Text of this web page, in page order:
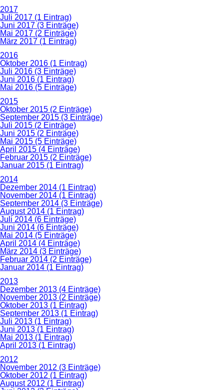
2017
Juli 2017 (1 Eintrag)
Juni 2017 (3 Einträge)
Mai 2017 (2 Einträge)
März 2017 (1 Eintrag)
2016
Oktober 2016 (1 Eintrag)
Juli 2016 (3 Einträge)
Juni 2016 (1 Eintrag)
Mai 2016 (5 Einträge)
2015
Oktober 2015 (2 Einträge)
September 2015 (3 Einträge)
Juli 2015 (2 Einträge)
Juni 2015 (2 Einträge)
Mai 2015 (5 Einträge)
April 2015 (4 Einträge)
Februar 2015 (2 Einträge)
Januar 2015 (1 Eintrag)
2014
Dezember 2014 (1 Eintrag)
November 2014 (1 Eintrag)
September 2014 (3 Einträge)
August 2014 (1 Eintrag)
Juli 2014 (6 Einträge)
Juni 2014 (6 Einträge)
Mai 2014 (5 Einträge)
April 2014 (4 Einträge)
März 2014 (3 Einträge)
Februar 2014 (2 Einträge)
Januar 2014 (1 Eintrag)
2013
Dezember 2013 (4 Einträge)
November 2013 (2 Einträge)
Oktober 2013 (1 Eintrag)
September 2013 (1 Eintrag)
Juli 2013 (1 Eintrag)
Juni 2013 (1 Eintrag)
Mai 2013 (1 Eintrag)
April 2013 (1 Eintrag)
2012
November 2012 (3 Einträge)
Oktober 2012 (1 Eintrag)
August 2012 (1 Eintrag)